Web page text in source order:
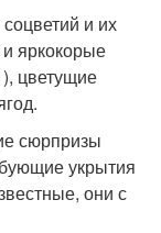
и их
яркокорые
цветущие
сюрпризы
укрытия
они с